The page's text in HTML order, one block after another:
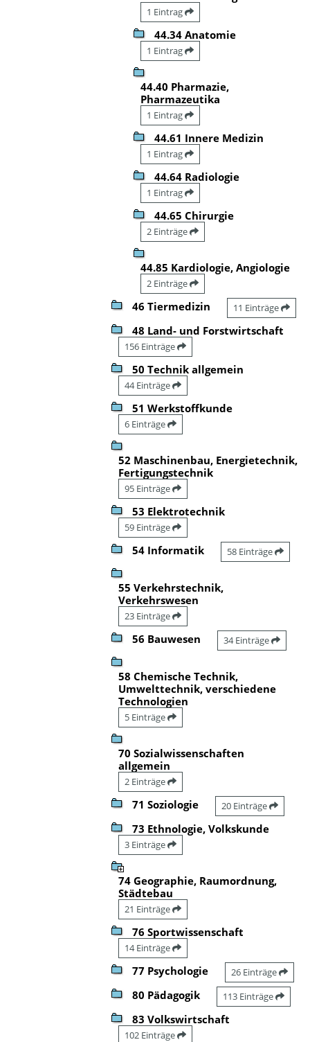
1 Eintrag
44.34 Anatomie
1 Eintrag
44.40 Pharmazie,
Pharmazeutika
1 Eintrag
44.61 Innere Medizin
1 Eintrag
44.64 Radiologie
1 Eintrag
44.65 Chirurgie
2 Einträge
44.85 Kardiologie, Angiologie
2 Einträge
46 Tiermedizin 11 Einträge
48 Land- und Forstwirtschaft
156 Einträge
50 Technik allgemein
44 Einträge
51 Werkstoffkunde
6 Einträge
52 Maschinenbau, Energietechnik,
Fertigungstechnik
95 Einträge
53 Elektrotechnik
59 Einträge
54 Informatik 58 Einträge
55 Verkehrstechnik,
Verkehrswesen
23 Einträge
56 Bauwesen 34 Einträge
58 Chemische Technik,
Umwelttechnik, verschiedene
Technologien
5 Einträge
70 Sozialwissenschaften
allgemein
2 Einträge
71 Soziologie 20 Einträge
73 Ethnologie, Volkskunde
3 Einträge
74 Geographie, Raumordnung,
Städtebau
21 Einträge
76 Sportwissenschaft
14 Einträge
77 Psychologie 26 Einträge
80 Pädagogik 113 Einträge
83 Volkswirtschaft
102 Einträge